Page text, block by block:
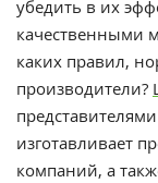
убедить в их
качественными
каких правил,
производители?
изготавливает
компаний, а